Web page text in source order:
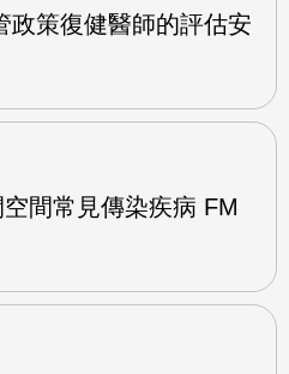
政策復健醫師的評估安
間常見傳染疾病 FM